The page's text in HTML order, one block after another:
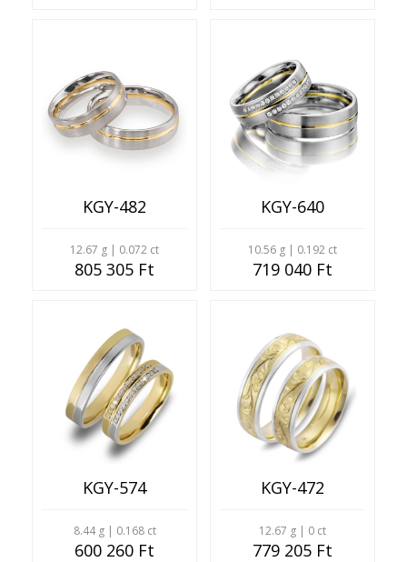
KGY-482
12.67 g | 0.072 ct
805 305 Ft
KGY-640
10.56 g | 0.192 ct
719 040 Ft
KGY-574
8.44 g | 0.168 ct
600 260 Ft
KGY-472
12.67 g | 0 ct
779 205 Ft